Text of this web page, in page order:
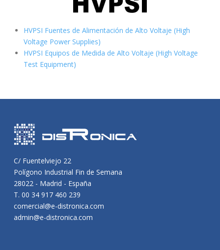
HVPSI Fuentes de Alimentación de Alto Voltaje (High
Voltage Power Supplies)
HVPSI Equipos de Medida de Alto Voltaje (High Voltage
Test Equipment)
C/ Fuentelviejo 22
Polígono Industrial Fin de Semana
28022 - Madrid - España
T. 00 34 917 460 239
comercial@e-distronica.com
admin@e-distronica.com